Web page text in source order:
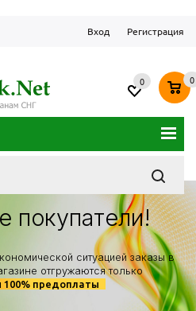
Вход Регистрация
0 0
покупатели!
ситуацией заказы в
отгружаются только
100% предоплаты